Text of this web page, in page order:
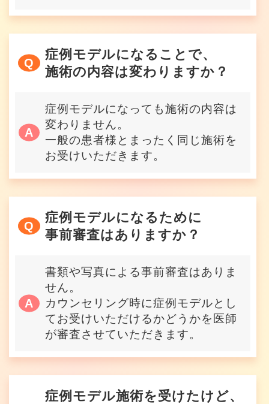
症例モデルになることで、
施術の内容は変わりますか？
症例モデルになっても施術の内容は
変わりません。
一般の患者様とまったく同じ施術を
お受けいただきます。
症例モデルになるために
事前審査はありますか？
書類や写真による事前審査はありま
せん。
カウンセリング時に症例モデルとし
てお受けいただけるかどうかを医師
が審査させていただきます。
症例モデル施術を受けたけど、